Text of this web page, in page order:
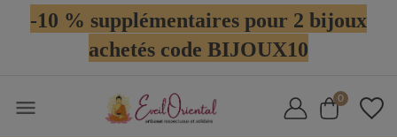
-10 % supplémentaires pour 2 bijoux
achetés code BIJOUX10
 0